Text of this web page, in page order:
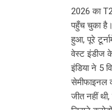
2026 का
पहुँच चुका
हुआ, पूरे
वेस्ट इंडीज
इंडिया ने 5
सेमीफाइनल
जीत नहीं